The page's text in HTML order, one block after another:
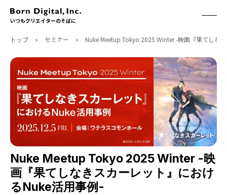
いつもクリエイターのそばに
ABOUT
CONTACT
RECRUIT
クリエイターズID
ACCESS
取扱製品
ソフトウェア
フォント
ソフトウェアサポート
CGWORLD
月刊誌
別冊
CGWORLD.jp
BOOK
刊行順
SEMINAR
トップ » セミナー » Nuke Meetup Tokyo 2025 Winter -映画『果てしな
Nuke Meetup Tokyo 2025 Winter -映
画『果てしなきスカーレット』におけ
るNuke活用事例-